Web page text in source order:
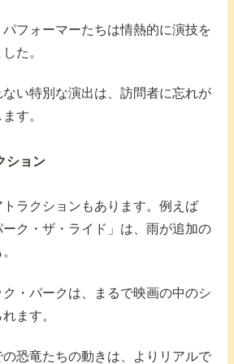
フォーマーたちは情熱的に演技を
た。
い特別な演出は、訪問者に忘れが
す。
ション
ラクションもあります。例えば
ーク・ザ・ライド」は、雨が追加の
・パークは、まるで映画の中のシ
ます。
恐竜たちの動きは、よりリアルで